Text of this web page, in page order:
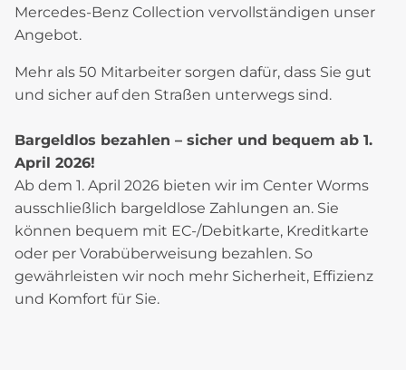
Mercedes-Benz Collection vervollständigen unser
Angebot.
Mehr als 50 Mitarbeiter sorgen dafür, dass Sie gut
und sicher auf den Straßen unterwegs sind.
Bargeldlos bezahlen – sicher und bequem ab 1.
April 2026!
Ab dem 1. April 2026 bieten wir im Center Worms
ausschließlich bargeldlose Zahlungen an. Sie
können bequem mit EC-/Debitkarte, Kreditkarte
oder per Vorabüberweisung bezahlen. So
gewährleisten wir noch mehr Sicherheit, Effizienz
und Komfort für Sie.